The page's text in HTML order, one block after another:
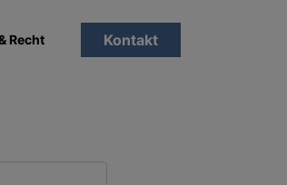
Recht Kontakt